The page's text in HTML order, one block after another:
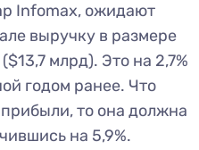
Infomax, ожидают
выручку в размере
млрд). Это на 2,7%
годом ранее. Что
то она должна
на 5,9%.